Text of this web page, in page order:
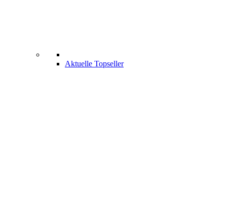
Aktuelle Topseller